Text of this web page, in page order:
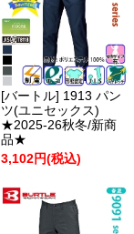
[バートル] 1913 パン
ツ(ユニセックス)
★2025-26秋冬/新商
品★
3,102円(税込)